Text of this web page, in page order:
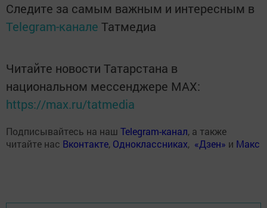
Следите за самым важным и интересным в
Telegram-канале Татмедиа
Читайте новости Татарстана в
национальном мессенджере MАХ:
https://max.ru/tatmedia
Подписывайтесь на наш Telegram-канал, а также
читайте нас Вконтакте, Одноклассниках, «Дзен» и Макс